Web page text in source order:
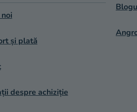
și plată
despre achiziție